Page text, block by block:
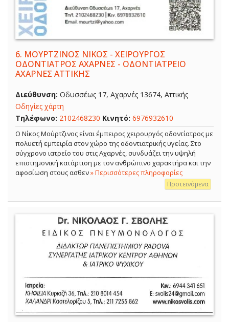
6. ΜΟΥΡΤΖΙΝΟΣ ΝΙΚΟΣ - ΧΕΙΡΟΥΡΓΟΣ
ΟΔΟΝΤΙΑΤΡΟΣ ΑΧΑΡΝΕΣ - ΟΔΟΝΤΙΑΤΡΕΙΟ
ΑΧΑΡΝΕΣ ΑΤΤΙΚΗΣ
Διεύθυνση: Οδυσσέως 17, Αχαρνές 13674, Αττικής
Οδηγίες χάρτη
Τηλέφωνο: 2102468230 Κινητό: 6976932610
Ο Νίκος Μούρτζινος είναι έμπειρος χειρουργός οδοντίατρος με
πολυετή εμπειρία στον χώρο της οδοντιατρικής υγείας. Στο
σύγχρονο ιατρείο του στις Αχαρνές, συνδυάζει την υψηλή
επιστημονική κατάρτιση με τον ανθρώπινο χαρακτήρα και την
αφοσίωση στους ασθεν» Περισσότερες πληροφορίες
Προτεινόμενα